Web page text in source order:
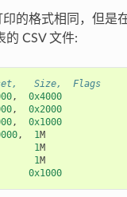
的格式相同，但是
的 CSV 文件:
Size,  Flags
,
0x4000
,
0x2000
,
0x1000
, 1M
1M
1M
0x1000